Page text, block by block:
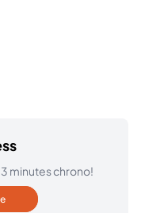
minutes chrono!